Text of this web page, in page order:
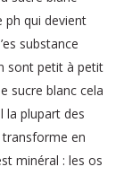
ph qui devient
substance
sont petit à petit
sucre blanc cela
la plupart des
en
minéral : les os